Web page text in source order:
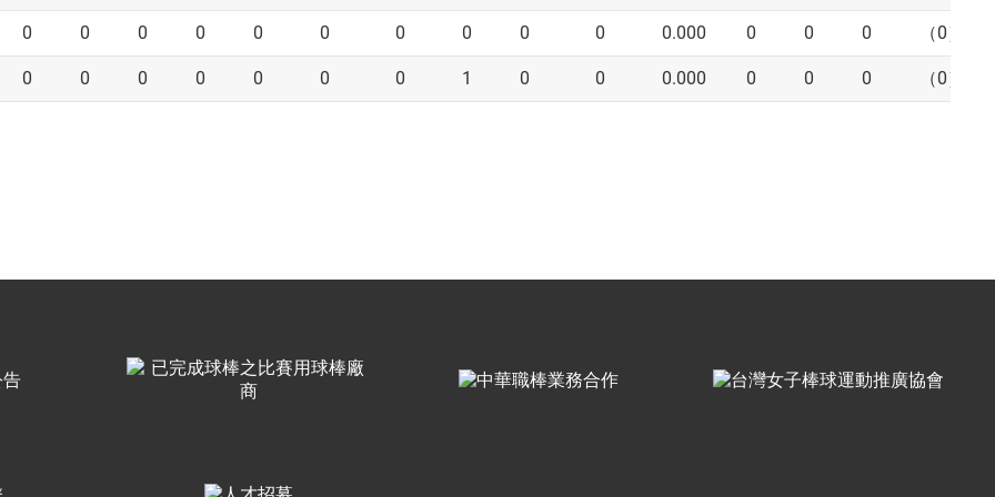
0 0 0 0 0 0 0 0 0 0 0.000 0 0 0 （0）
0 0 0 0 0 0 0 1 0 0 0.000 0 0 0 （0）